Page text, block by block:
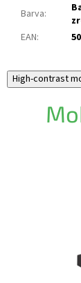
Barva:
EAN:
High-contrast